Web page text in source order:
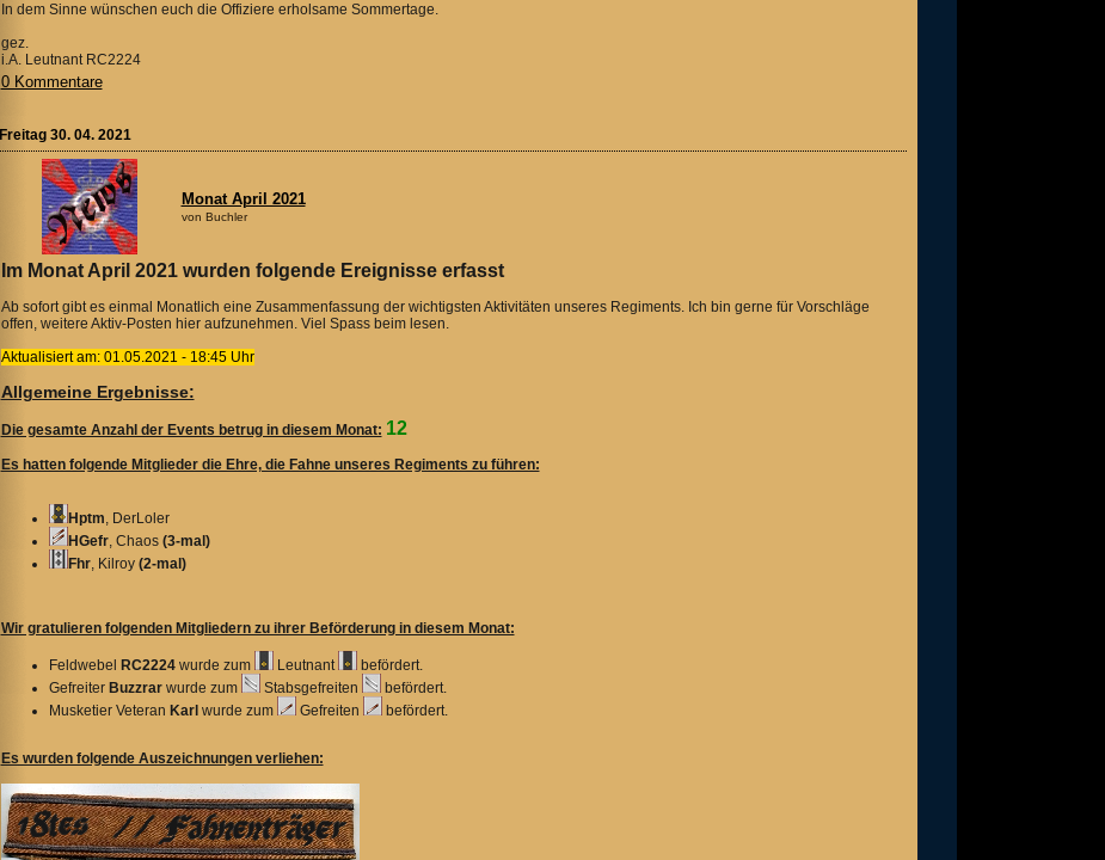
In dem Sinne wünschen euch die Offiziere erholsame Sommertage.
gez.
i.A. Leutnant RC2224
0 Kommentare
Freitag 30. 04. 2021
Monat April 2021
von Buchler
Im Monat April 2021 wurden folgende Ereignisse erfasst
Ab sofort gibt es einmal Monatlich eine Zusammenfassung der wichtigsten Aktivitäten unseres Regiments. Ich bin gerne für Vorschläge
offen, weitere Aktiv-Posten hier aufzunehmen. Viel Spass beim lesen.
Aktualisiert am: 01.05.2021 - 18:45 Uhr
Allgemeine Ergebnisse:
Die gesamte Anzahl der Events betrug in diesem Monat: 12
Es hatten folgende Mitglieder die Ehre, die Fahne unseres Regiments zu führen:
Hptm, DerLoler
HGefr, Chaos (3-mal)
Fhr, Kilroy (2-mal)
Wir gratulieren folgenden Mitgliedern zu ihrer Beförderung in diesem Monat:
Feldwebel RC2224wurde zum Leutnant
befördert.
Gefreiter Buzzrarwurde zum Stabsgefreiten
befördert.
Musketier Veteran Karl wurde zum Gefreiten befördert.
Es wurden folgende Auszeichnungen verliehen: